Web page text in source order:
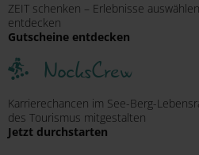
ZEIT schenken – Erlebnisse
entdecken
Gutscheine entdecken
NocksCrew
Karrierechancen im See-Berg-
des Tourismus mitgestalten
Jetzt durchstarten